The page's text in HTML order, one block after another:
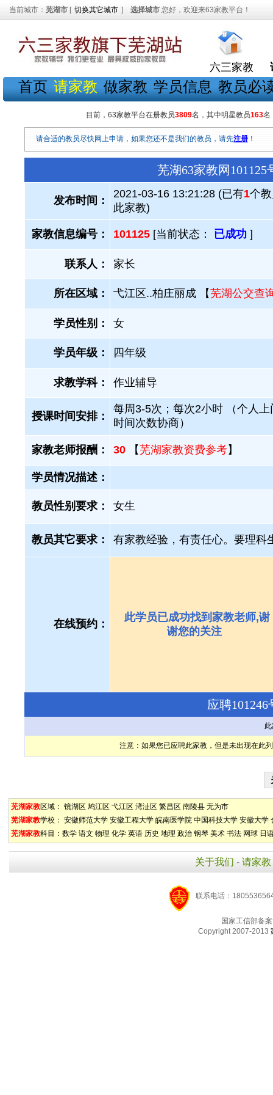
当前城市： 芜湖市 [ 切换其它城市 ] 选择城市 您好，欢迎来63家教平台！
六三家教
首页 请家教 做家教 学员信息 教员必
目前，63家教平台在册教员3809名，其中明星教员163名
请合适的教员尽快网上申请，如果您还不是我们的教员，请先注册 ！
芜湖63家教网
发布时间：
2021-03-16 13:21:28 (已有1个
此家教)
家教信息编号： 101125 [当前状态： 已成功 ]
联系人： 家长
所在区域： 弋江区..柏庄丽成 【芜湖公交查
学员性别： 女
学员年级： 四年级
求教学科： 作业辅导
授课时间安排：
每周3-5次；每次2小时 （个人上
时间次数协商）
家教老师报酬： 30 【芜湖家教资费参考】
学员情况描述：
教员性别要求： 女生
教员其它要求： 有家教经验，有责任心。要理科
在线预约：
此学员已成功找到家教老师,谢
谢您的关注
应聘
注意：如果您已应聘此家教，但是未出现在此
芜湖家教区域： 镜湖区 鸠江区 弋江区 湾沚区 繁昌区 南陵县 无为市
芜湖家教学校： 安徽师范大学 安徽工程大学 皖南医学院 中国科技大学 安徽大学
芜湖家教科目： 数学 语文 物理 化学 英语 历史 地理 政治 钢琴 美术 书法 网球 日
关于我们 - 请家教
联系电话：
国家工信部备
Copyright 2007-2013